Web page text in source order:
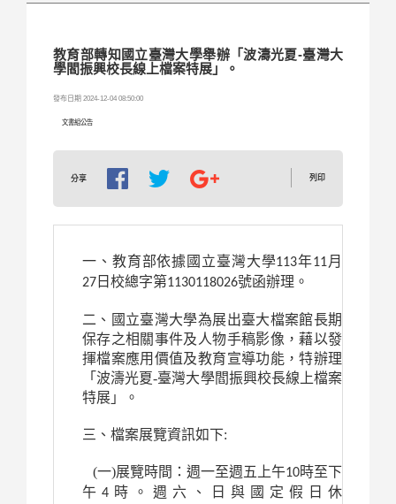
教育部轉知國立臺灣大學舉辦「波濤光夏-臺灣大
學閻振興校長線上檔案特展」。
發布日期 2024-12-04 08:50:00
文書組公告
分享 列印
一、教育部依據國立臺灣大學113年11月
27 日校總字第1130118026號函辦理。
二、國立臺灣大學為展出臺大檔案館長期
保存之相關事件及人物手稿影像，藉以發
揮檔案應用價值及教育宣導功能，特辦理
「波濤光夏-臺灣大學閻振興校長線上檔案
特展」
。
三、檔案展覽資訊如下:
(一)展覽時間：週一至週五上午10時至下
午 4 時。週六、日與國定假日休